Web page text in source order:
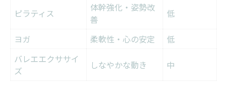
ピラティス
体幹強化・姿勢改
善
低
ヨガ 柔軟性・心の安定
低
バレエエクササイ
ズ
しなやかな動き 中